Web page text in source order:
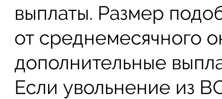
выплаты. Размер
от среднемесячного
дополнительные
Если увольнение из